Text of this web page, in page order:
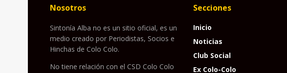
Nosotros
Sintonía Alba no es un sitio oficial, es un
medio creado por Periodistas, Socios e
Hinchas de Colo Colo.
No tiene relación con el CSD Colo Colo
Secciones
Inicio
Noticias
Club Social
Ex Colo-Colo